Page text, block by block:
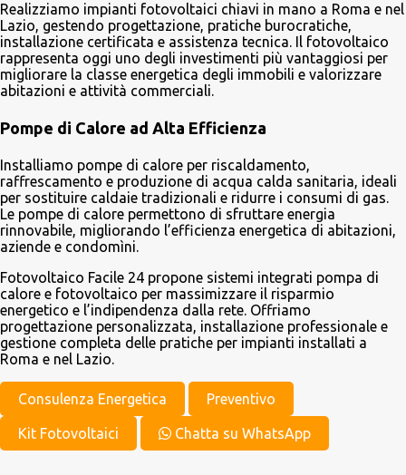
Realizziamo impianti fotovoltaici chiavi in mano a Roma e nel
Lazio, gestendo progettazione, pratiche burocratiche,
installazione certificata e assistenza tecnica. Il fotovoltaico
rappresenta oggi uno degli investimenti più vantaggiosi per
migliorare la classe energetica degli immobili e valorizzare
abitazioni e attività commerciali.
Pompe di Calore ad Alta Efficienza
Installiamo pompe di calore per riscaldamento,
raffrescamento e produzione di acqua calda sanitaria, ideali
per sostituire caldaie tradizionali e ridurre i consumi di gas.
Le pompe di calore permettono di sfruttare energia
rinnovabile, migliorando l’efficienza energetica di abitazioni,
aziende e condomìni.
Fotovoltaico Facile 24 propone sistemi integrati pompa di
calore e fotovoltaico per massimizzare il risparmio
energetico e l’indipendenza dalla rete. Offriamo
progettazione personalizzata, installazione professionale e
gestione completa delle pratiche per impianti installati a
Roma e nel Lazio.
Consulenza Energetica Preventivo
Kit Fotovoltaici Chatta su WhatsApp